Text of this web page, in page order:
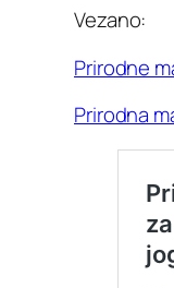
Vezano:
Prirodne
Prirodna